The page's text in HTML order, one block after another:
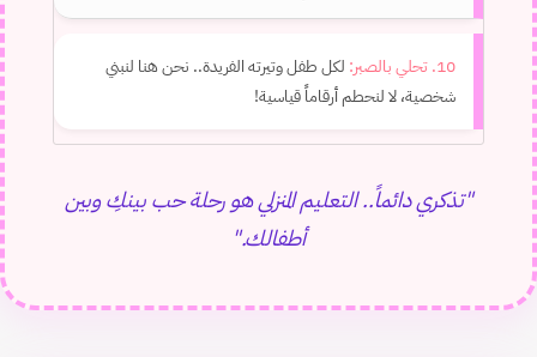
10. تحلي بالصبر:
لكل طفل وتيرته الفريدة.. نحن هنا لنبني
شخصية، لا لنحطم أرقاماً قياسية!
"تذكري دائماً.. التعليم المنزلي هو رحلة حب بينكِ وبين
أطفالك."